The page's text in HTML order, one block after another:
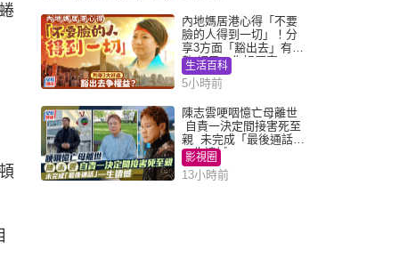
內地媽居港心得「不要
臉的人得到一切」！分
享3方面「豁出去」有著
數 網民：你好厲害
生活百科
5小時前
陳志雲哽咽憶亡母離世
自責一決定間接害死至
親 未完成「最後通話」
一生遺憾
影視圈
13小時前